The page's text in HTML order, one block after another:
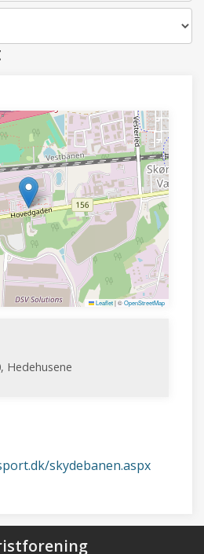
Leaflet|©OpenStreetMap
Hedehusene
skydebanen.aspx